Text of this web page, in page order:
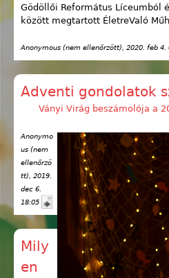
Gödöllői Református Líceumból
között megtartott ÉletreValó
Anonymous (nem ellenőrzött), 2020. feb 4.
Adventi gondolatok
Ványi Virág beszámolója a
Anonymo
us (nem
ellenőrzö
tt) , 2019.
dec 6.
18:05
Mily
en